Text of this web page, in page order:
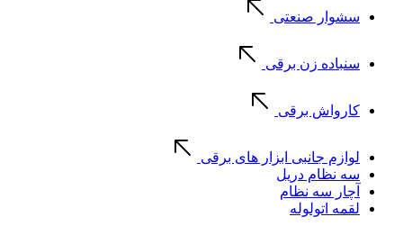
سشوار صنعتی
سنباده زن برقی
کارواش برقی
لوازم جانبی ابزار های برقی
سه نظام دریل
آچار سه نظام
لقمه اتولوله